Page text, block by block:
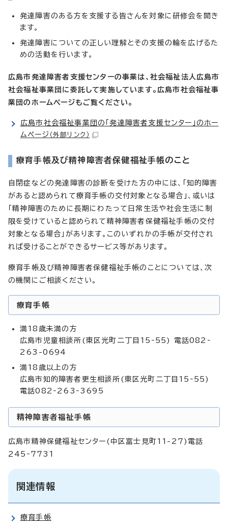
発達障害のある方を支援する皆さんを対象に研修会を開き
ます。
発達障害についての正しい理解とその支援の輪を広げるた
めの活動を行います。
広島市発達障害者支援センターの事業は、社会福祉法人広島市
社会福祉事業団に委託して実施しています。広島市社会福祉事
業団のホームページもご覧ください。
広島市社会福祉事業団の「発達障害者支援センター」のホー
ムページ （外部リンク）
療育手帳及び精神障害者保健福祉手帳のこと
自閉症などの発達障害の診断を受けた方の中には、「知的障害
があると認められて療育手帳の交付対象となる場合」、或いは
「精神障害のために長期にわたって日常生活や社会生活に制
限を受けていると認められて精神障害者保健福祉手帳の交付
対象となる場合」があります。このいずれかの手帳が交付され
れば受けることができるサービス等があります。
療育手帳及び精神障害者保健福祉手帳のことについては、次
の機関にご相談ください。
療育手帳
満18歳未満の方
広島市児童相談所(東区光町二丁目15‐55) 電話082‐
263-0694
満18歳以上の方
広島市知的障害者更生相談所(東区光町二丁目15‐55)
電話082‐263‐3695
精神障害者福祉手帳
広島市精神保健福祉センター(中区富士見町11-27)電話
245‐7731
関連情報
療育手帳